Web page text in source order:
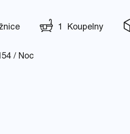
1 Koupelny
/ Noc